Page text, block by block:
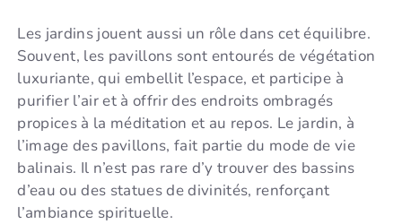
Les jardins jouent aussi un rôle dans cet équilibre.
Souvent, les pavillons sont entourés de végétation
luxuriante, qui embellit l’espace, et participe à
purifier l’air et à offrir des endroits ombragés
propices à la méditation et au repos. Le jardin, à
l’image des pavillons, fait partie du mode de vie
balinais. Il n’est pas rare d’y trouver des bassins
d’eau ou des statues de divinités, renforçant
l’ambiance spirituelle.